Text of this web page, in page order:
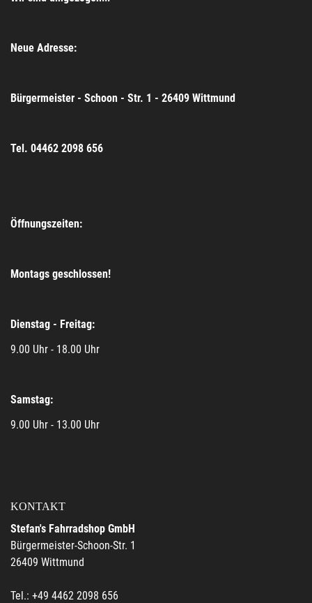
Neue Adresse:
Bürgermeister - Schoon - Str. 1 - 26409 Wittmund
Tel. 04462 2098 656
Öffnungszeiten:
Montags geschlossen!
Dienstag - Freitag:
9.00 Uhr - 18.00 Uhr
Samstag:
9.00 Uhr - 13.00 Uhr
KONTAKT
Stefan's Fahrradshop GmbH
Bürgermeister-Schoon-Str. 1
26409 Wittmund
Tel.: +49 4462 2098 656